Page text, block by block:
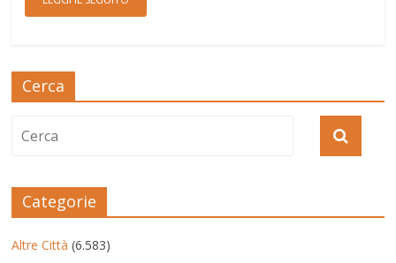
Cerca
Categorie
Altre Città (6.583)